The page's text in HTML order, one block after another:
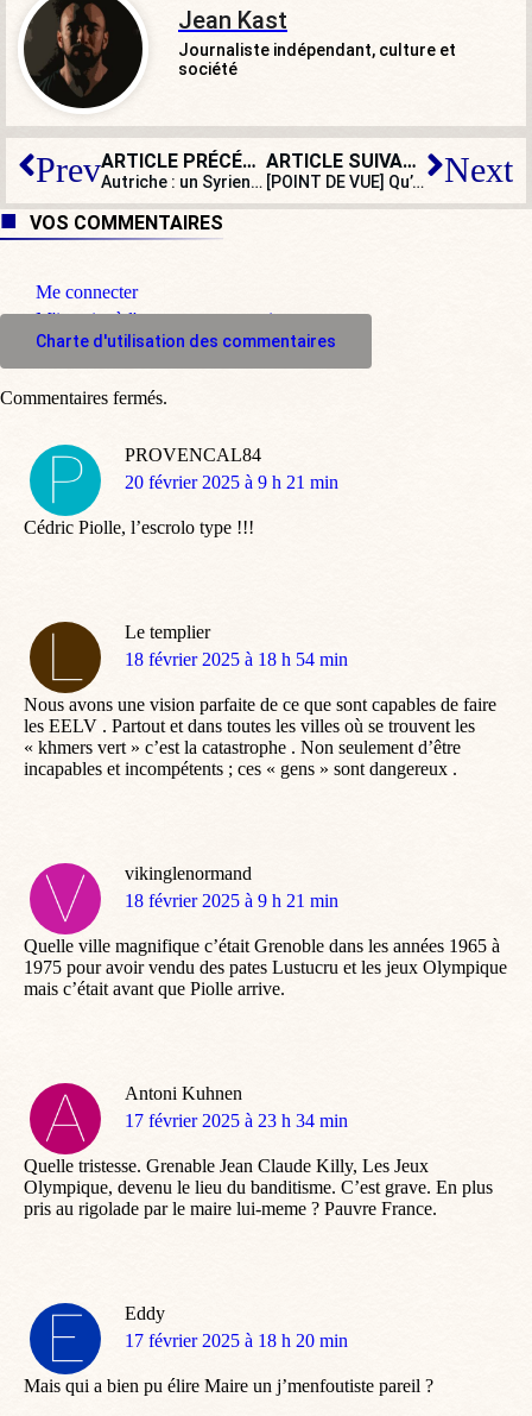
Jean Kast
Journaliste indépendant, culture et
société
Prev ARTICLE PRÉCÉDENT
Autriche : un Syrien tue au couteau dans la rue un garçon de 14 ans
ARTICLE SUIVANT
[POINT DE VUE] Qu’est-ce qu’être français : Xavier Bertrand a sa petite idée… Next
VOS COMMENTAIRES
Me connecter
M'inscrire à l'espace commentaire
Charte d'utilisation des commentaires
PROVENCAL84
dit
20 février 2025 à 9 h 21 min
Cédric Piolle, l’escrolo type !!!
Le templier
dit
18 février 2025 à 18 h 54 min
Nous avons une vision parfaite de ce que sont capables de faire
les EELV . Partout et dans toutes les villes où se trouvent les
« khmers vert » c’est la catastrophe . Non seulement d’être
incapables et incompétents ; ces « gens » sont dangereux .
vikinglenormand
dit
18 février 2025 à 9 h 21 min
Quelle ville magnifique c’était Grenoble dans les années 1965 à
1975 pour avoir vendu des pates Lustucru et les jeux Olympique
mais c’était avant que Piolle arrive.
Antoni Kuhnen
dit
17 février 2025 à 23 h 34 min
Quelle tristesse. Grenable Jean Claude Killy, Les Jeux
Olympique, devenu le lieu du banditisme. C’est grave. En plus
pris au rigolade par le maire lui-meme ? Pauvre France.
Eddy
dit
17 février 2025 à 18 h 20 min
Mais qui a bien pu élire Maire un j’menfoutiste pareil ?
Commentaires fermés.